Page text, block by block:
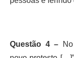
Questão 4 –